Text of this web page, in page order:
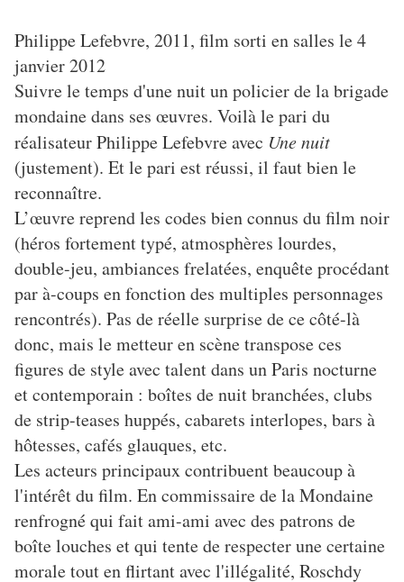
Philippe Lefebvre, 2011, film sorti en salles le 4
janvier 2012
Suivre le temps d'une nuit un policier de la brigade
mondaine dans ses œuvres. Voilà le pari du
réalisateur Philippe Lefebvre avec Une nuit
(justement). Et le pari est réussi, il faut bien le
reconnaître.
L’œuvre reprend les codes bien connus du film noir
(héros fortement typé, atmosphères lourdes,
double-jeu, ambiances frelatées, enquête procédant
par à-coups en fonction des multiples personnages
rencontrés). Pas de réelle surprise de ce côté-là
donc, mais le metteur en scène transpose ces
figures de style avec talent dans un Paris nocturne
et contemporain : boîtes de nuit branchées, clubs
de strip-teases huppés, cabarets interlopes, bars à
hôtesses, cafés glauques, etc.
Les acteurs principaux contribuent beaucoup à
l'intérêt du film. En commissaire de la Mondaine
renfrogné qui fait ami-ami avec des patrons de
boîte louches et qui tente de respecter une certaine
morale tout en flirtant avec l'illégalité, Roschdy